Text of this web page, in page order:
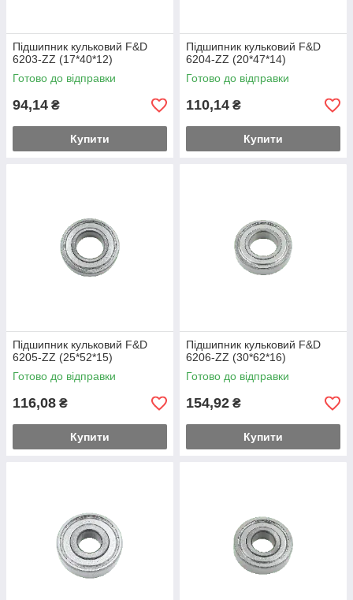
Підшипник кульковий F&D
6203-ZZ (17*40*12)
Готово до відправки
94,14 ₴
Купити
Підшипник кульковий F&D
6204-ZZ (20*47*14)
Готово до відправки
110,14 ₴
Купити
Підшипник кульковий F&D
6205-ZZ (25*52*15)
Готово до відправки
116,08 ₴
Купити
Підшипник кульковий F&D
6206-ZZ (30*62*16)
Готово до відправки
154,92 ₴
Купити